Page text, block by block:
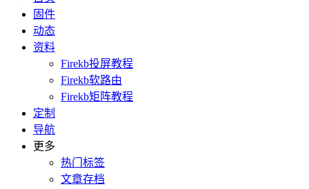
固件
动态
资料
Firekb投屏教程
Firekb软路由
Firekb矩阵教程
定制
导航
更多
热门标签
文章存档